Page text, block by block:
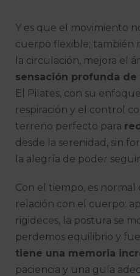
Y es que el movimiento
cuerpo flexible; también
la circulación, mejora el
sensación profunda
El Pilates, con su
respiración y el control
terreno perfecto para
desde la serenidad, sin
la alegría de poder
Con el tiempo, es
relación con el cuerpo:
rigideces, la postura se
perdemos equilibrio y
tiene una memoria
paciencia y una guía